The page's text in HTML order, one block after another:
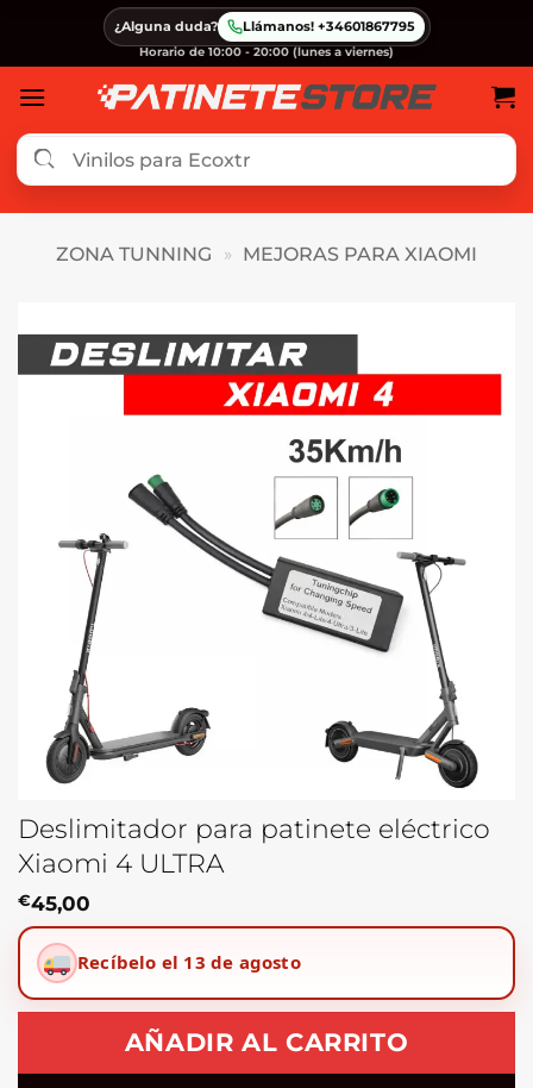
contenido
¿Alguna duda? Llámanos! +34601867795
Horario de 10:00 - 20:00 (lunes a viernes)
ZONA TUNNING » MEJORAS PARA XIAOMI
Deslimitador para patinete eléctrico
Xiaomi 4 ULTRA
€45,00
Recíbelo el 13 de agosto
AÑADIR AL CARRITO